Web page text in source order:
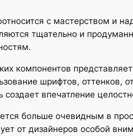
с мастерством и
тщательно и
компонентов
шрифтов, оттенков,
создает впечатление
больше очевидным в
от дизайнеров особой